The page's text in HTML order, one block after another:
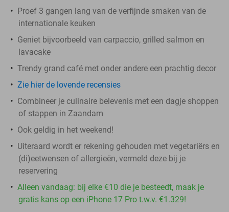
Proef 3 gangen lang van de verfijnde smaken van de
internationale keuken
Geniet bijvoorbeeld van carpaccio, grilled salmon en
lavacake
Trendy grand café met onder andere een prachtig decor
Zie hier de lovende recensies
Combineer je culinaire belevenis met een dagje shoppen
of stappen in Zaandam
Ook geldig in het weekend!
Uiteraard wordt er rekening gehouden met vegetariërs en
(di)eetwensen of allergieën, vermeld deze bij je
reservering
Alleen vandaag: bij elke €10 die je besteedt, maak je
gratis kans op een iPhone 17 Pro t.w.v. €1.329!